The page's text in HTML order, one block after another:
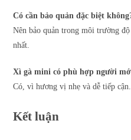
Có cần bảo quản đặc biệt
Nên bảo quản trong môi trường
nhất.
Xì gà mini có phù hợp người
Có, vì hương vị nhẹ và dễ tiếp cận.
Kết luận